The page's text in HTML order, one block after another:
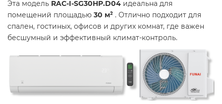
Эта модель RAC-I-SG30HP.D04 идеальна для
помещений площадью 30 м² . Отлично подходит для
спален, гостиных, офисов и других комнат, где важен
бесшумный и эффективный климат-контроль.